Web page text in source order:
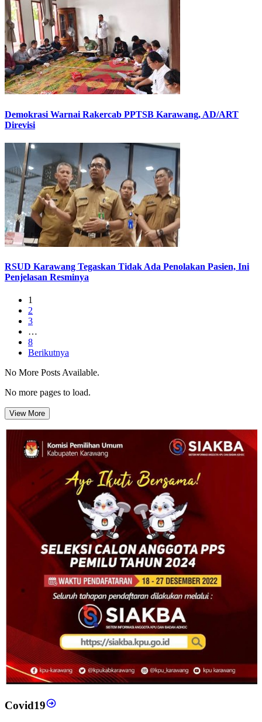
Demokrasi Warnai Rakercab PPTSB Karawang, AD/ART
Direvisi
RSUD Karawang Tegaskan Tidak Ada Penolakan Pasien, Ini
Penjelasan Resminya
1
2
3
…
8
Berikutnya
No More Posts Available.
No more pages to load.
View More
Covid19